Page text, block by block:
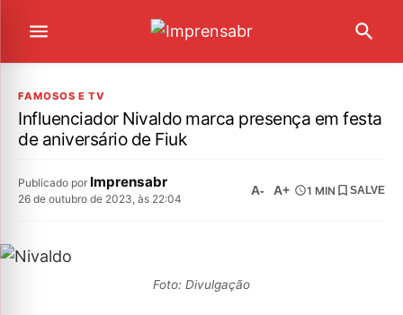
FAMOSOS E TV
Influenciador Nivaldo marca presença em festa
de aniversário de Fiuk
Publicado por Imprensabr
26 de outubro de 2023, às 22:04
A- A+ 1 MIN SALVE
Foto: Divulgação